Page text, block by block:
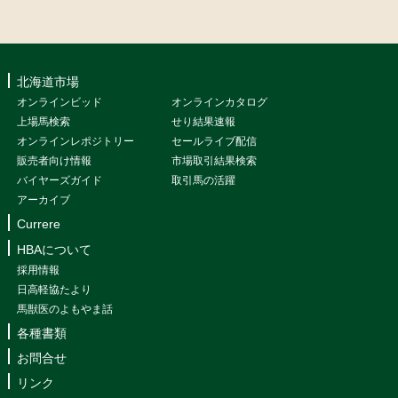
北海道市場
オンラインビッド
オンラインカタログ
上場馬検索
せり結果速報
オンラインレポジトリー
セールライブ配信
販売者向け情報
市場取引結果検索
バイヤーズガイド
取引馬の活躍
アーカイブ
Currere
HBAについて
採用情報
日高軽協たより
馬獣医のよもやま話
各種書類
お問合せ
リンク